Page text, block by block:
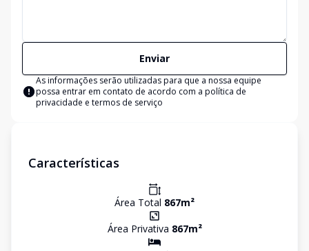
Enviar
As informações serão utilizadas para que a nossa equipe
possa entrar em contato de acordo com a política de
privacidade e termos de serviço
Características
Área Total 867m²
Área Privativa 867m²